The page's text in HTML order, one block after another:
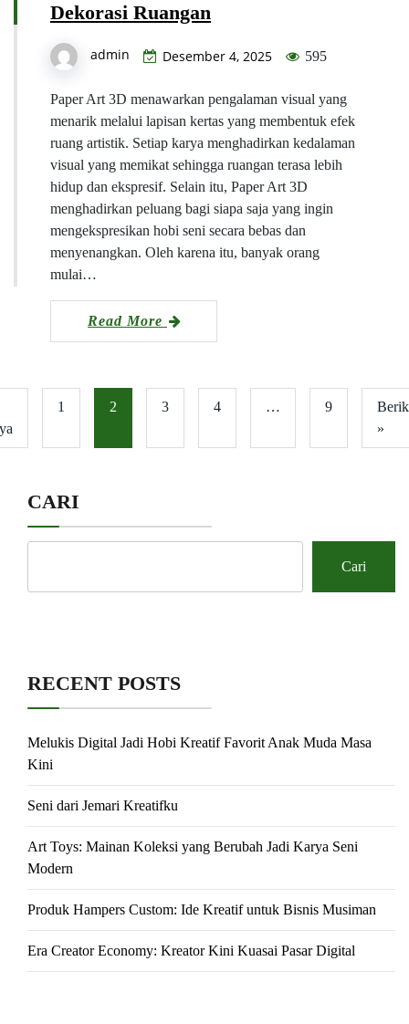
Dekorasi Ruangan
admin Desember 4, 2025 595
Paper Art 3D menawarkan pengalaman visual yang
menarik melalui lapisan kertas yang membentuk efek
ruang artistik. Setiap karya menghadirkan kedalaman
visual yang memikat sehingga ruangan terasa lebih
hidup dan ekspresif. Selain itu, Paper Art 3D
menghadirkan peluang bagi siapa saja yang ingin
mengekspresikan hobi seni secara bebas dan
menyenangkan. Oleh karena itu, banyak orang
mulai…
Read More
1 2 3 4 … 9
»
CARI
Cari
RECENT POSTS
Melukis Digital Jadi Hobi Kreatif Favorit Anak Muda Masa
Kini
Seni dari Jemari Kreatifku
Art Toys: Mainan Koleksi yang Berubah Jadi Karya Seni
Modern
Produk Hampers Custom: Ide Kreatif untuk Bisnis Musiman
Era Creator Economy: Kreator Kini Kuasai Pasar Digital